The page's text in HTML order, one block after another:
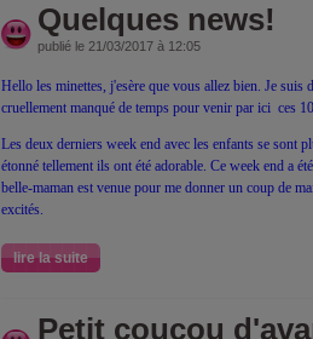
Quelques news!
publié le 21/03/2017 à 12:05
Hello les minettes, j'esère que vous allez bien. Je suis
cruellement manqué de temps pour venir par ici ces
Les deux derniers week end avec les enfants se sont
étonné tellement ils ont été adorable. Ce week end a
belle-maman est venue pour me donner un coup de
excités.
lire la suite
Petit coucou